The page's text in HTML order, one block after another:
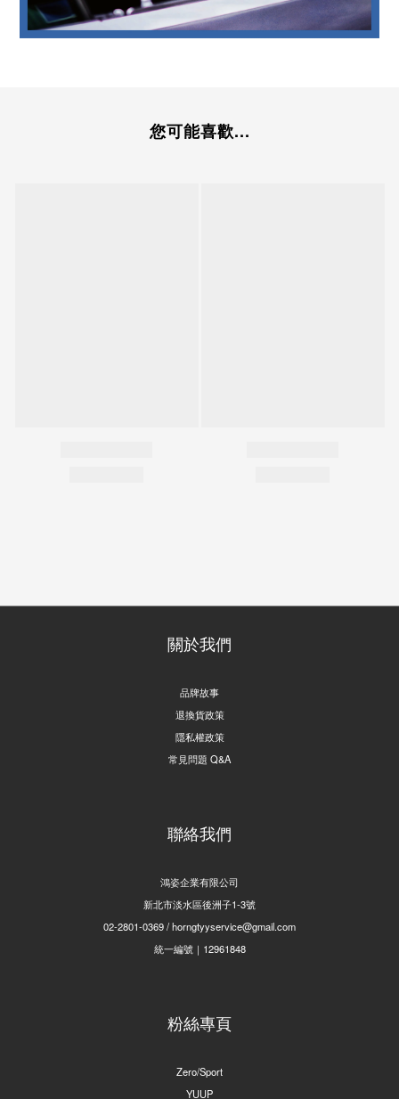
您可能喜歡...
關於我們
品牌故事
退換貨政策
隱私權政策
常見問題 Q&A
聯絡我們
鴻姿企業有限公司
新北市淡水區後洲子1-3號
02-2801-0369 / horngtyyservice@gmail.com
統一編號｜12961848
粉絲專頁
Zero/Sport
YUUP